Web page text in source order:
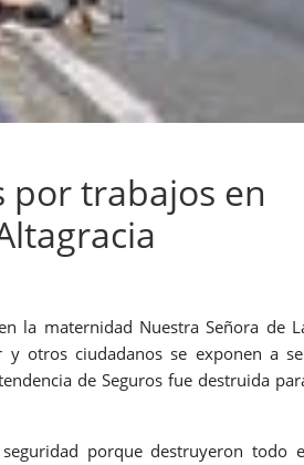
por trabajos en
la maternidad Nuestra Señora de
otros ciudadanos se exponen a
de Seguros fue destruida
porque destruyeron todo